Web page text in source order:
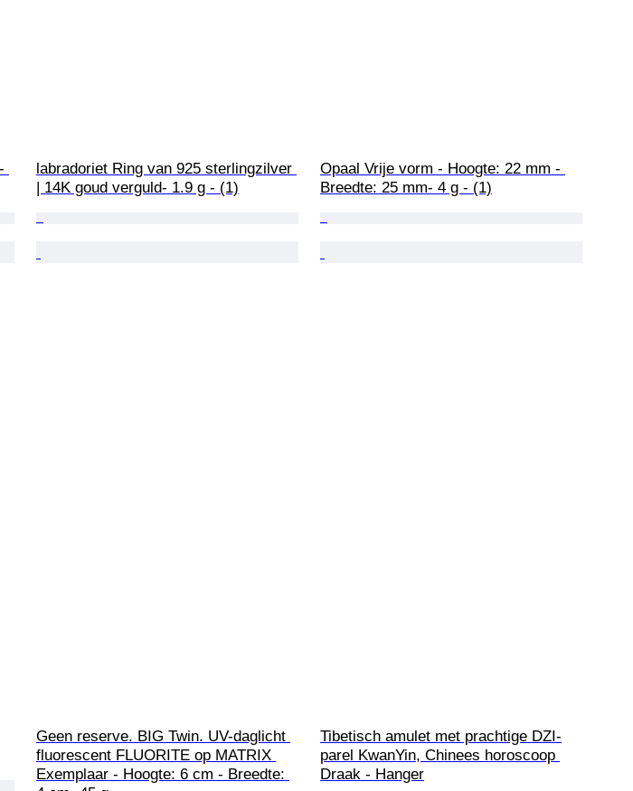
labradoriet Ring van 925 sterlingzilver
| 14K goud verguld- 1.9 g - (1)
Opaal Vrije vorm - Hoogte: 22 mm -
Breedte: 25 mm- 4 g - (1)
Geen reserve. BIG Twin. UV-daglicht
fluorescent FLUORITE op MATRIX
Exemplaar - Hoogte: 6 cm - Breedte:
Tibetisch amulet met prachtige DZI-
parel KwanYin, Chinees horoscoop
Draak - Hanger